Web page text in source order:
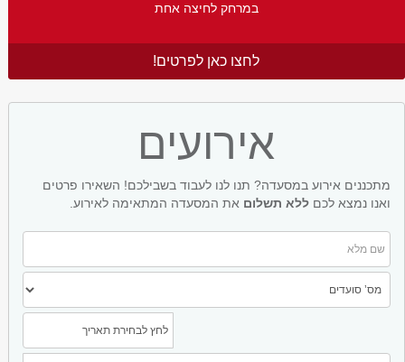
במרחק לחיצה אחת
לחצו כאן לפרטים!
אירועים
מתכננים אירוע במסעדה? תנו לנו לעבוד בשבילכם! השאירו פרטים
ואנו נמצא לכם ללא תשלום את המסעדה המתאימה לאירוע.